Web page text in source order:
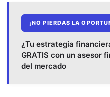
¡NO PIERDAS LA
¿Tu estrategia
GRATIS con un asesor
del mercado